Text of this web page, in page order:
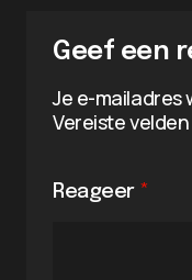
Geef een
Je e-mailadres
Vereiste
Reageer *